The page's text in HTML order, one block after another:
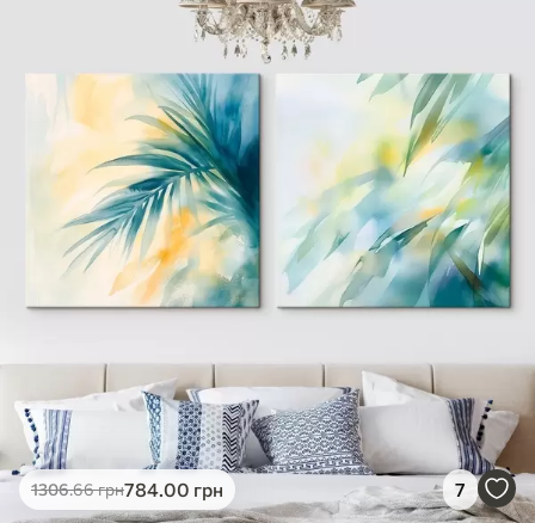
Яскраві, насичені кольори
Стійкість до вицвітання
Безпечне чорнило без запаху
Поверхня з текстурою полотна
✗ Екологічний матеріал
Преміум
726.00 грн
Яскраві, насичені кольори
✓Стійкість до вицвітання
Поверхня з текстурою полотна
✗Екологічний матеріал
Еко-Преміум
.00 грн
1306.66грн784.00 грн 7